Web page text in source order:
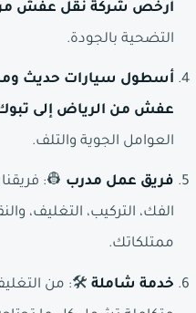
أرخص شركة نقل عفش من
التضحية بالجودة.
أسطول سيارات حديث
عفش من الرياض إلى
العوامل الجوية والتلف.
فريق عمل مدرب 👷:
الفك، التركيب، التغليف،
ممتلكاتك.
خدمة شاملة🛠️: من التغليف